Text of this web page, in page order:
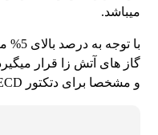
میباشد.
با
گاز های آتش زا قرار
و مشخصا برای دتکتور ECD استفاده میشود.